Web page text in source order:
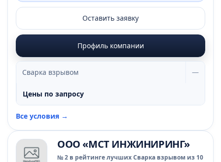
Оставить заявку
Профиль компании
Сварка взрывом —
Цены по запросу
Все условия →
ООО «МСТ ИНЖИНИРИНГ»
№ 2 в рейтинге лучших Сварка взрывом из 10